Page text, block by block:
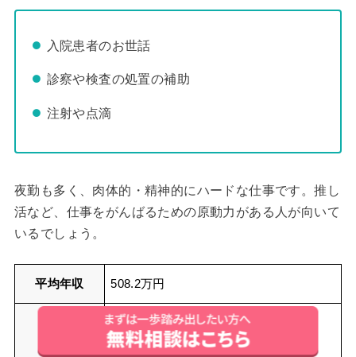
入院患者のお世話
診察や検査の処置の補助
注射や点滴
夜勤も多く、肉体的・精神的にハードな仕事です。推し
活など、仕事をがんばるための原動力がある人が向いて
いるでしょう。
平均年収 508.2万円
・コミュニケーション力
・観察力